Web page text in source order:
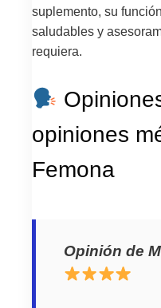
suplemento, su
saludables y
requiera.
opiniones
Femona
Opinión de